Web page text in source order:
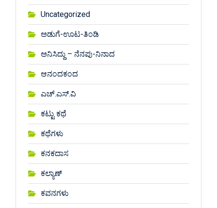
Uncategorized
ಅಡುಗೆ-ಊಟ-ತಿಂಡಿ
ಅನಿಸಿದ್ದು – ನೆನಪು-ನಿನಾದ
ಆನಂದಕಂದ
ಎಚ್.ಎಸ್.ವಿ
ಕಟ್ಟು ಕಥೆ
ಕಥೆಗಳು
ಕನಕದಾಸ
ಕಲ್ಯಾಣ್
ಕವನಗಳು